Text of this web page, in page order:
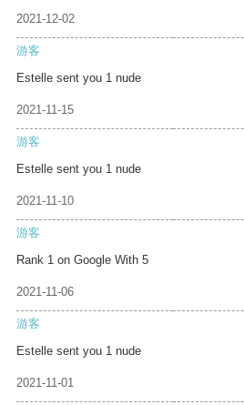
2021-12-02
游客
Estelle sent you 1 nude
2021-11-15
游客
Estelle sent you 1 nude
2021-11-10
游客
Rank 1 on Google With 5
2021-11-06
游客
Estelle sent you 1 nude
2021-11-01